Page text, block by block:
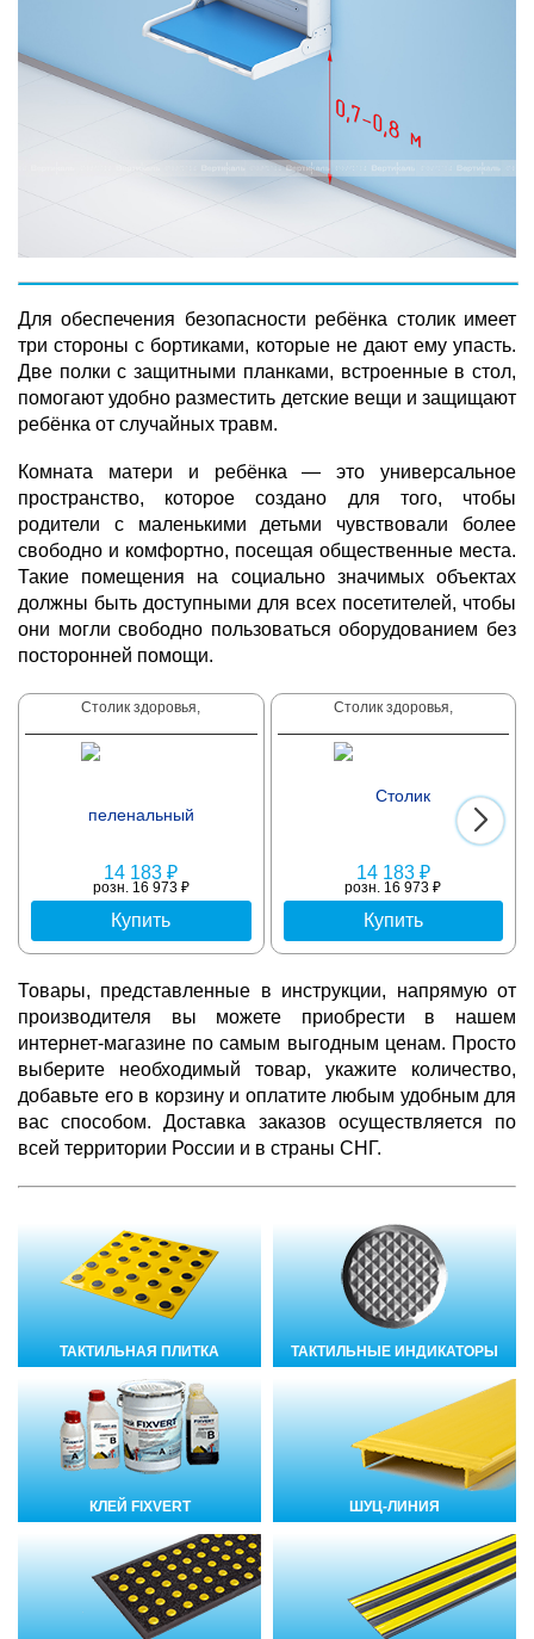
Для обеспечения безопасности ребёнка столик имеет
три стороны с бортиками, которые не дают ему упасть.
Две полки с защитными планками, встроенные в стол,
помогают удобно разместить детские вещи и защищают
ребёнка от случайных травм.
Комната матери и ребёнка — это универсальное
пространство, которое создано для того, чтобы
родители с маленькими детьми чувствовали более
свободно и комфортно, посещая общественные места.
Такие помещения на социально значимых объектах
должны быть доступными для всех посетителей, чтобы
они могли свободно пользоваться оборудованием без
посторонней помощи.
Столик здоровья,
14 183 ₽
розн. 16 973 ₽
Купить
Столик здоровья,
14 183 ₽
розн. 16 973 ₽
Купить
Товары, представленные в инструкции, напрямую от
производителя вы можете приобрести в нашем
интернет-магазине по самым выгодным ценам. Просто
выберите необходимый товар, укажите количество,
добавьте его в корзину и оплатите любым удобным для
вас способом. Доставка заказов осуществляется по
всей территории России и в страны СНГ.
ТАКТИЛЬНАЯ ПЛИТКА ТАКТИЛЬНЫЕ ИНДИКАТОРЫ
КЛЕЙ FIXVERT ШУЦ-ЛИНИЯ